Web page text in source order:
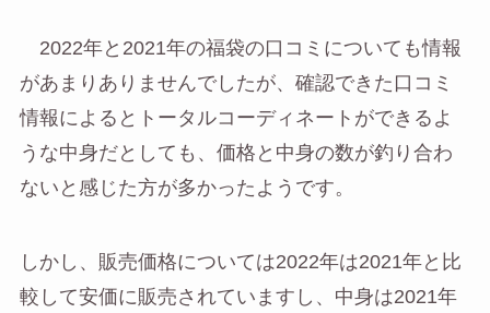
2022年と2021年の福袋の口コミについても情報
があまりありませんでしたが、確認できた口コミ
情報によるとトータルコーディネートができるよ
うな中身だとしても、価格と中身の数が釣り合わ
ないと感じた方が多かったようです。
しかし、販売価格については2022年は2021年と比
較して安価に販売されていますし、中身は2021年